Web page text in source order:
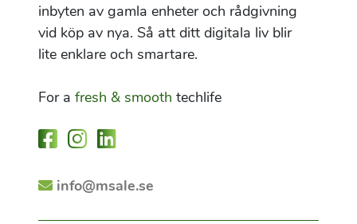
inbyten av gamla enheter och rådgivning
vid köp av nya. Så att ditt digitala liv blir
lite enklare och smartare.
For a fresh & smooth techlife
info@msale.se